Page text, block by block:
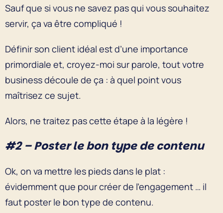
Sauf que si vous ne savez pas qui vous souhaitez
servir, ça va être compliqué !
Définir son client idéal est d’une importance
primordiale et, croyez-moi sur parole, tout votre
business découle de ça : à quel point vous
maîtrisez ce sujet.
Alors, ne traitez pas cette étape à la légère !
#2 – Poster le bon type de contenu
Ok, on va mettre les pieds dans le plat :
évidemment que pour créer de l’engagement … il
faut poster le bon type de contenu.